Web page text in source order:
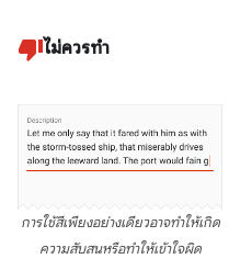
ไม่ควรทำ
การใช้สีเพียงอย่างเดียวอาจทำให้เกิด
ความสับสนหรือทำให้เข้าใจผิด